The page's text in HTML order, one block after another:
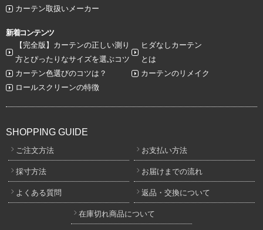
カーテン取扱いメーカー
新着コンテンツ
【完全版】カーテンの正しい測り
方とぴったりなサイズを選ぶコツ
ヒダなしカーテン
とは
カーテン色選びのコツは？
カーテンのリメイク
ロールスクリーンの特徴
SHOPPING GUIDE
ご注文方法 お支払い方法
採寸方法 お届けまでの流れ
よくある質問 返品・交換について
在庫切れ商品について